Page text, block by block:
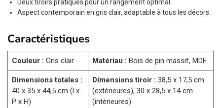
Deux tiroirs pratiques pour un rangement optimal.
Aspect contemporain en gris clair, adaptable à tous les décors.
Caractéristiques
Couleur : Gris clair Matériau : Bois de pin massif, MDF
Dimensions totales :
40 x 35 x 44,5 cm (l x
P x H)
Dimensions tiroir : 38,5 x 17,5 cm
(extérieures), 30 x 28,5 x 14 cm
(intérieures)